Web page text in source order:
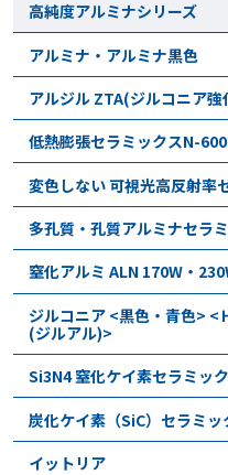
高純度アルミナシリーズ
アルミナ・アルミナ黒色
アルジル ZTA(ジルコニア強
低熱膨張セラミックスN-
変色しない 可視光高反射率
多孔質・孔質アルミナセラ
窒化アルミ ALN 170W・
ジルコニア <黒色・青色> <
(ジルアル)>
Si3N4 窒化ケイ素セラミッ
炭化ケイ素（SiC）セラミッ
イットリア